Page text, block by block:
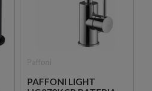
PAFFONI LIGHT